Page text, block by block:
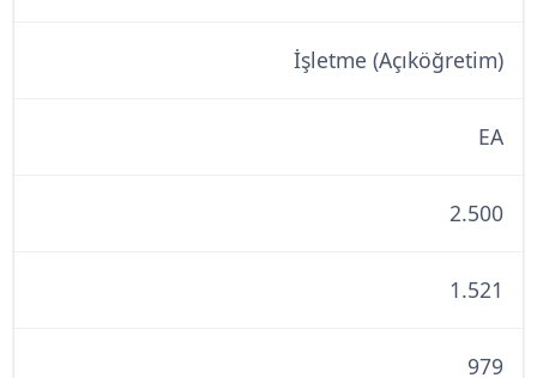
İşletme (Açıköğretim)
EA
2.500
1.521
979